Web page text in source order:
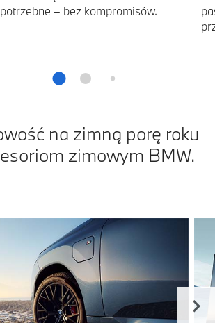
– bez kompromisów.
na zimną porę roku
zimowym BMW.